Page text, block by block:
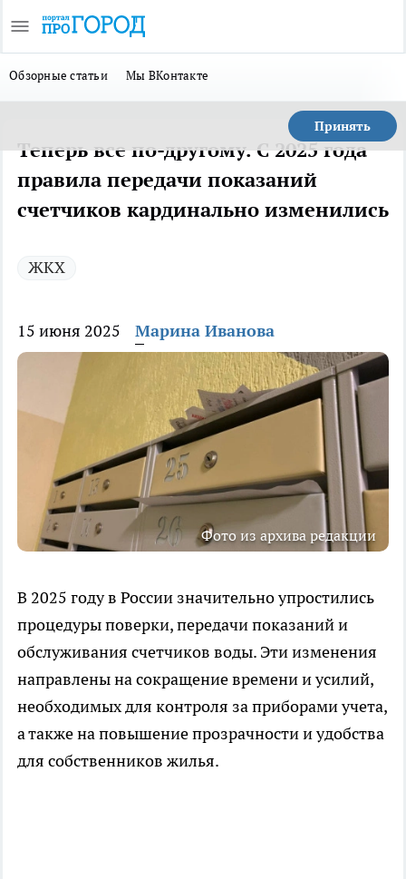
Обзорные статьи Мы ВКонтакте
Принять
Теперь все по-другому. С 2025 года
правила передачи показаний
счетчиков кардинально изменились
ЖКХ
15 июня 2025 Марина Иванова
Фото из архива редакции
В 2025 году в России значительно упростились
процедуры поверки, передачи показаний и
обслуживания счетчиков воды. Эти изменения
направлены на сокращение времени и усилий,
необходимых для контроля за приборами учета,
а также на повышение прозрачности и удобства
для собственников жилья.